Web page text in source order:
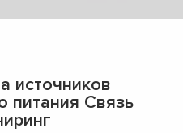
источников
питания Связь